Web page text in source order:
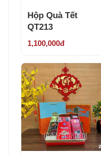
Hộp Quà Tết
QT213
1,100,000đ